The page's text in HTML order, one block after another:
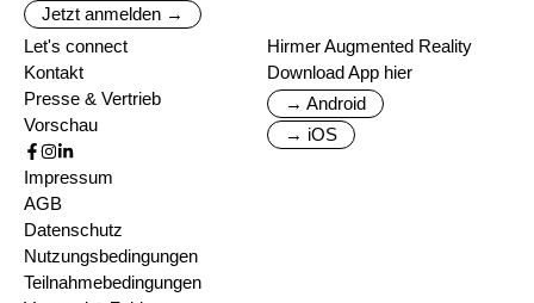
Jetzt anmelden →
Let's connect
Kontakt
Presse & Vertrieb
Vorschau
Hirmer Augmented Reality
Download App hier
→ Android
→ iOS
Impressum
AGB
Datenschutz
Nutzungsbedingungen
Teilnahmebedingungen